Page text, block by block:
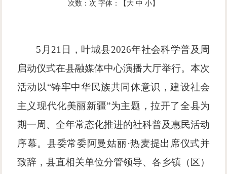
次数： 次 字体：【大 中 小】
5月21日，叶城县2026年社会科学普及周
启动仪式在县融媒体中心演播大厅举行。本次
活动以“铸牢中华民族共同体意识，建设社会
主义现代化美丽新疆”为主题，拉开了全县为
期一周、全年常态化推进的社科普及惠民活动
序幕。县委常委阿曼姑丽·热麦提出席仪式并
致辞，县直相关单位分管领导、各乡镇（区）